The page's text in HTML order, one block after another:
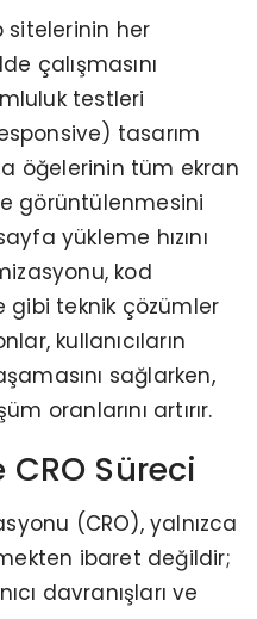
sitelerinin her
çalışmasını
testleri
tasarım
öğelerinin tüm ekran
görüntülenmesini
yükleme hızını
kod
gibi teknik çözümler
kullanıcıların
sağlarken,
oranlarını artırır.
Süreci
(CRO), yalnızca
ibaret değildir;
davranışları ve